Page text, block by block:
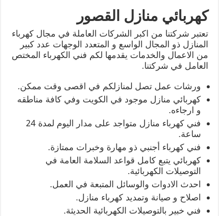
كهربائي منازل القصور
تعتبر شركتنا من اكبر الشركات العاملة في مجال كهرباء
المنازل ذو المجال الواسع و المتعدد الوجهات عدد كبير
من الاعمال والخدمات يقدمها لكم فني الكهرباء المختص
العامل في شركتنا.
ورشات عمل تصل لمنازلكم في اقصى وقت ممكن.
كهربائي منازل موجود في الكويت وفي كافة مناطقه
و ارجاءه.
فني كهرباء منازل متواجد على مدار اليوم لمدة 24
ساعة.
فني كهرباء أجنبي ذو مهارة وخبرات ممتازة.
كهربائي يتبع كامل قواعد السلامة العامة في
التوصيلات الكهربائية.
احدث الادوات والوسائل المتبعة في العمل.
اصلاح و صيانة وتمديد كهرباء منازل.
فني خبير بالتوصيلات الكهربائية الحديثة.